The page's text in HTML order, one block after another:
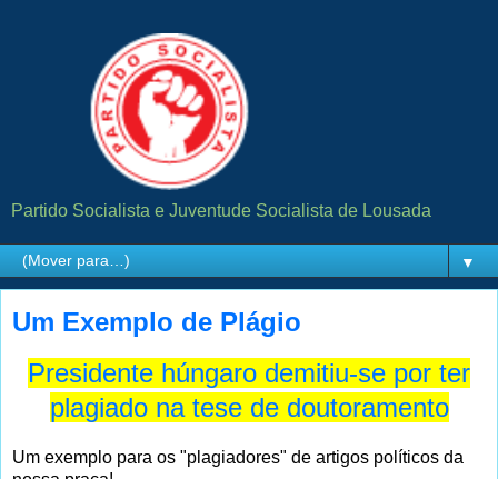
Partido Socialista e Juventude Socialista de Lousada
▼
Um Exemplo de Plágio
Presidente húngaro demitiu-se por ter
plagiado na tese de doutoramento
Um exemplo para os "plagiadores" de artigos políticos da